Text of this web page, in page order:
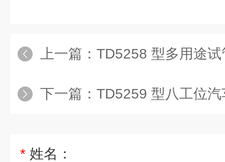
上一篇： TD5258 型多用途
下一篇： TD5259 型八工位汽车
* 姓名：